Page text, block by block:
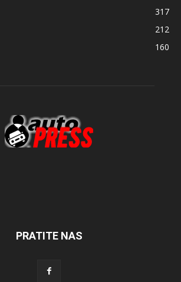
317
212
160
PRATITE NAS